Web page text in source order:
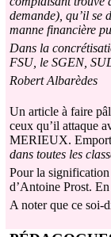
demande), qu’il se
manne financière
Dans la
FSU, le SGEN,
Robert Albarèdes
Un article à faire
ceux qu’il attaque
MERIEUX.
dans toutes les
Pour la signification
d’Antoine Prost.
A noter que ce soi-